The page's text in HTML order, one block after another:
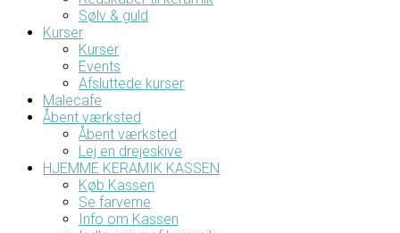
Sølv & guld
Kurser
Kurser
Events
Afsluttede kurser
Malecafe
Åbent værksted
Åbent værksted
Lej en drejeskive
HJEMME KERAMIK KASSEN
Køb Kassen
Se farverne
Info om Kassen